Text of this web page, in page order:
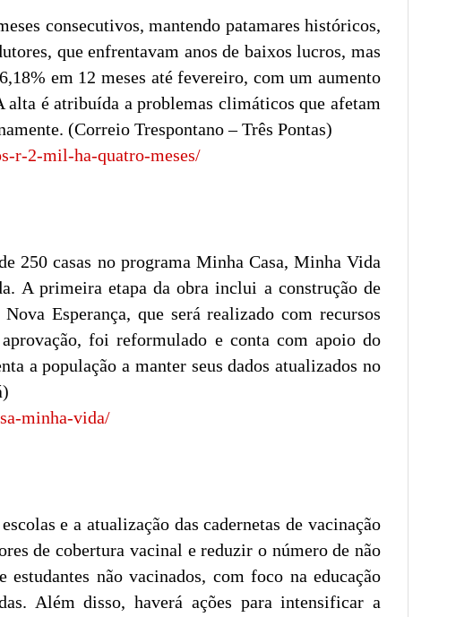
consecutivos, mantendo patamares históricos,
que enfrentavam anos de baixos lucros, mas
em 12 meses até fevereiro, com um aumento
é atribuída a problemas climáticos que afetam
(Correio Trespontano – Três Pontas)
r-2-mil-ha-quatro-meses/
250 casas no programa Minha Casa, Minha Vida
A primeira etapa da obra inclui a construção de
Esperança, que será realizado com recursos
foi reformulado e conta com apoio do
a população a manter seus dados atualizados no
minha-vida/
e a atualização das cadernetas de vacinação
de cobertura vacinal e reduzir o número de não
não vacinados, com foco na educação
Além disso, haverá ações para intensificar a